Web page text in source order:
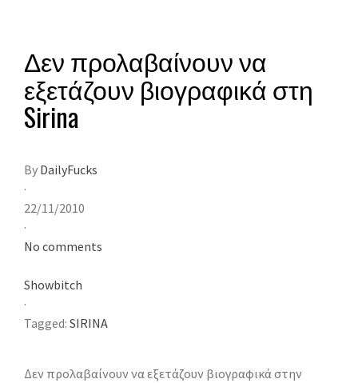
Δεν προλαβαίνουν να
εξετάζουν βιογραφικά στη
Sirina
By DailyFucks
·
22/11/2010
·
No comments
Showbitch
·
Tagged: SIRINA
Δεν προλαβαίνουν να εξετάζουν βιογραφικά στην